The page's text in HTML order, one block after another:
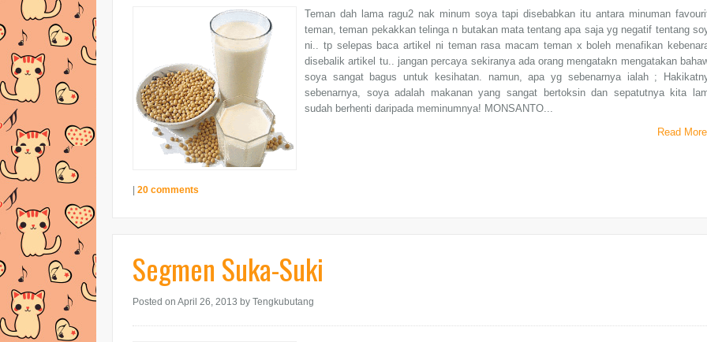
Teman dah lama ragu2 nak minum soya tapi disebabkan itu antara minuman
teman, teman pekakkan telinga n butakan mata tentang apa saja yg negatif tentang
ni.. tp selepas baca artikel ni teman rasa macam teman x boleh menafikan
disebalik artikel tu.. jangan percaya sekiranya ada orang mengatakn mengatakan
soya sangat bagus untuk kesihatan. namun, apa yg sebenarnya ialah ;
sebenarnya, soya adalah makanan yang sangat bertoksin dan sepatutnya kita
sudah berhenti daripada meminumnya! MONSANTO...
Read More
20 comments
Segmen Suka-Suki
Posted on April 26, 2013 by Tengkubutang